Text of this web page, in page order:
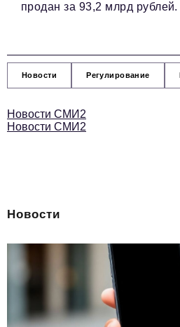
продан за 93,2 млрд рублей.
Новости Регулирование
Новости СМИ2
Новости СМИ2
Новости